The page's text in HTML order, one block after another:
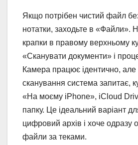
Якщо потрібен чистий файл
нотатки, заходьте в «Файли».
крапки в правому верхньому
«Сканувати документи» і
Камера працює ідентично, але
сканування система запитає,
«На моєму iPhone», iCloud
папку. Це ідеальний варіант
цифровий архів і хоче одразу
файли за теками.